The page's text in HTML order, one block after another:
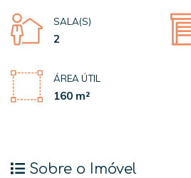
SALA(S)
2
ÁREA ÚTIL
160 m²
Sobre o Imóvel